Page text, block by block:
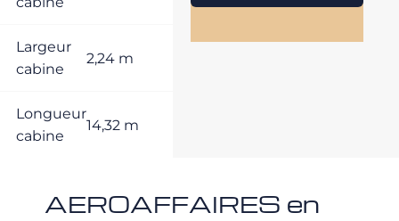
Largeur
cabine
2,24 m
Longueur
cabine
14,32 m
AEROAFFAIRES en